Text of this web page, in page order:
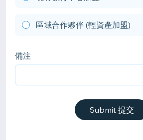
區域合作夥伴 (輕資產加盟)
備注
Submit 提交